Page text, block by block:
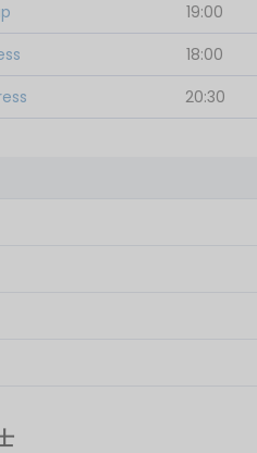
19:00
18:00
20:30